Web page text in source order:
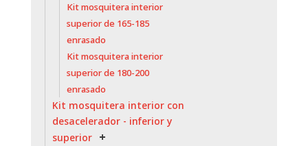
Kit mosquitera interior
superior de 165-185
enrasado
Kit mosquitera interior
superior de 180-200
enrasado
Kit mosquitera interior con
desacelerador - inferior y
superior